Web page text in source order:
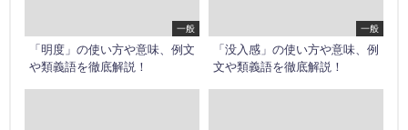
一般
「明度」の使い方や意味、例文
や類義語を徹底解説！
一般
「没入感」の使い方や意味、例
文や類義語を徹底解説！